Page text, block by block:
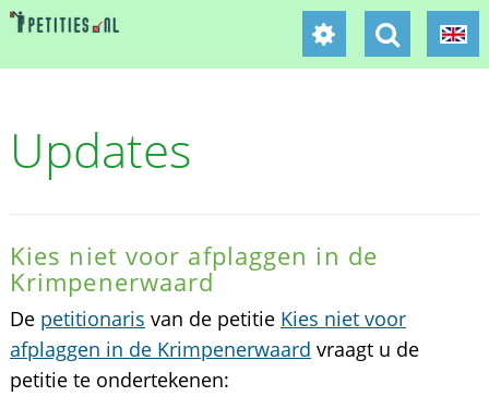
Updates
Kies niet voor afplaggen in de
Krimpenerwaard
De petitionaris van de petitie Kies niet voor
afplaggen in de Krimpenerwaard vraagt u de
petitie te ondertekenen: